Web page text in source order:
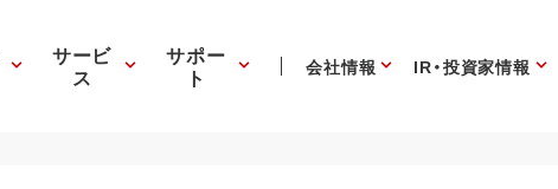
サービ
ス
サポー
ト 会社情報 IR・投資家情報